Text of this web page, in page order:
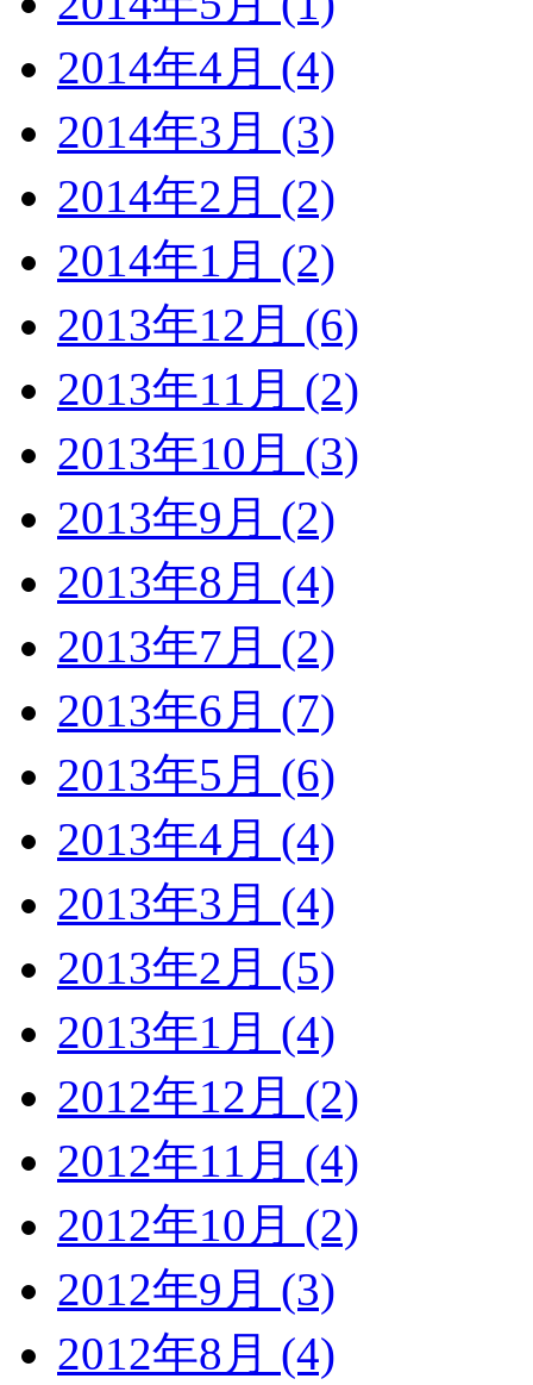
2014年4月 (4)
2014年3月 (3)
2014年2月 (2)
2014年1月 (2)
2013年12月 (6)
2013年11月 (2)
2013年10月 (3)
2013年9月 (2)
2013年8月 (4)
2013年7月 (2)
2013年6月 (7)
2013年5月 (6)
2013年4月 (4)
2013年3月 (4)
2013年2月 (5)
2013年1月 (4)
2012年12月 (2)
2012年11月 (4)
2012年10月 (2)
2012年9月 (3)
2012年8月 (4)